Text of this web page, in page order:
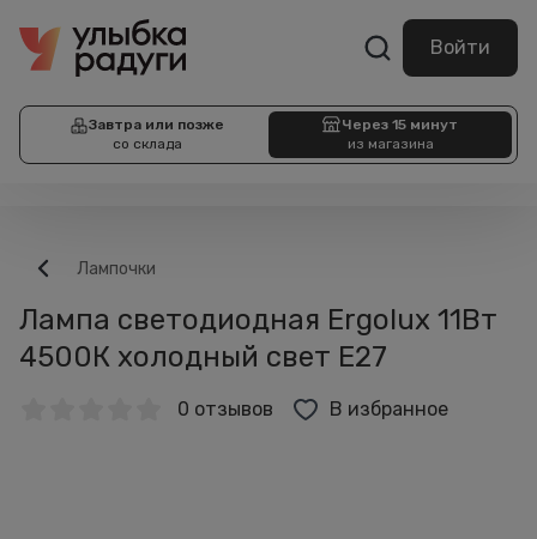
Войти
Завтра или позже
со склада
Через 15 минут
из магазина
Лампочки
Лампа светодиодная Ergolux 11Вт
4500К холодный свет Е27
0 отзывов В избранное